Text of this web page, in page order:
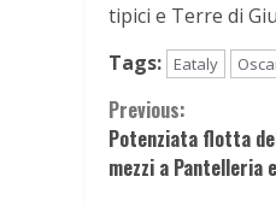
tipici e Terre di
Tags:
Eataly
Continue
Reading
Previous:
Potenziata flotta
mezzi a Pantelleria